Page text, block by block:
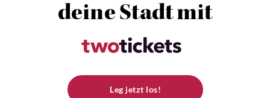
deine Stadt mit
Leg jetzt los!